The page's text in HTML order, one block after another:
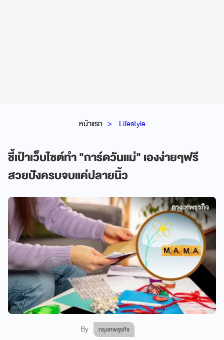
หน้าแรก Lifestyle
ชี้เป้าเว็บไซต์ทำ "การ์ดวันแม่" เองง่ายๆฟรี
สวยปังครบจบแค่ปลายนิ้ว
By กรุงเทพธุรกิจ